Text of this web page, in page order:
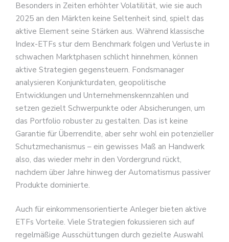
Besonders in Zeiten erhöhter Volatilität, wie sie auch
2025 an den Märkten keine Seltenheit sind, spielt das
aktive Element seine Stärken aus. Während klassische
Index-ETFs stur dem Benchmark folgen und Verluste in
schwachen Marktphasen schlicht hinnehmen, können
aktive Strategien gegensteuern. Fondsmanager
analysieren Konjunkturdaten, geopolitische
Entwicklungen und Unternehmenskennzahlen und
setzen gezielt Schwerpunkte oder Absicherungen, um
das Portfolio robuster zu gestalten. Das ist keine
Garantie für Überrendite, aber sehr wohl ein potenzieller
Schutzmechanismus – ein gewisses Maß an Handwerk
also, das wieder mehr in den Vordergrund rückt,
nachdem über Jahre hinweg der Automatismus passiver
Produkte dominierte.
Auch für einkommensorientierte Anleger bieten aktive
ETFs Vorteile. Viele Strategien fokussieren sich auf
regelmäßige Ausschüttungen durch gezielte Auswahl